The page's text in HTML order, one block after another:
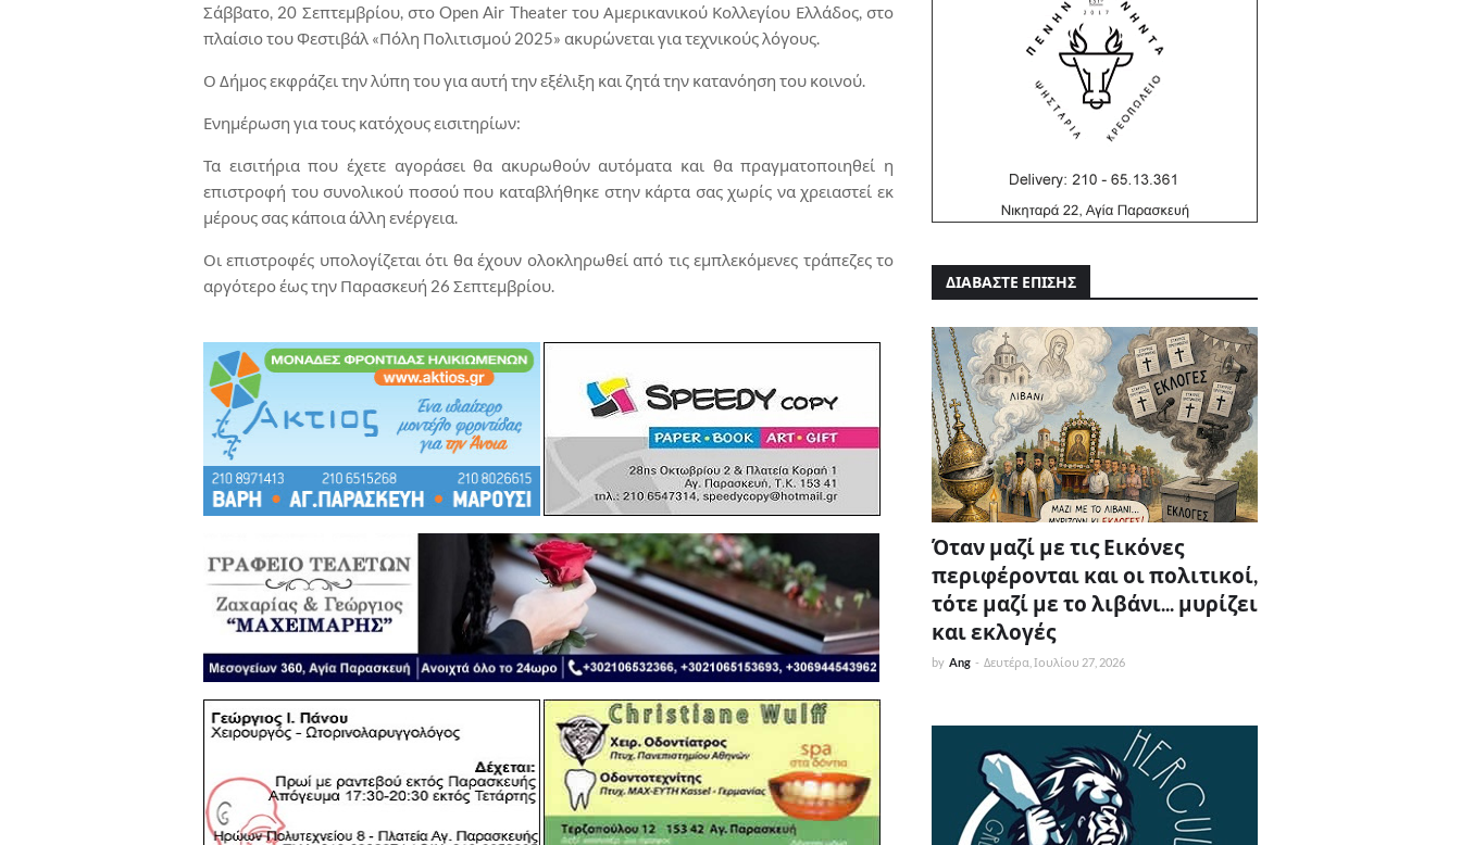
Σάββατο, 20 Σεπτεμβρίου, στο Open Air Theater του Αμερικανικού Κολλεγίου Ελλάδος, στο
πλαίσιο του Φεστιβάλ «Πόλη Πολιτισμού 2025» ακυρώνεται για τεχνικούς λόγους.
Ο Δήμος εκφράζει την λύπη του για αυτή την εξέλιξη και ζητά την κατανόηση του κοινού.
Ενημέρωση για τους κατόχους εισιτηρίων:
Τα εισιτήρια που έχετε αγοράσει θα ακυρωθούν αυτόματα και θα πραγματοποιηθεί η
επιστροφή του συνολικού ποσού που καταβλήθηκε στην κάρτα σας χωρίς να χρειαστεί εκ
μέρους σας κάποια άλλη ενέργεια.
Οι επιστροφές υπολογίζεται ότι θα έχουν ολοκληρωθεί από τις εμπλεκόμενες τράπεζες το
αργότερο έως την Παρασκευή 26 Σεπτεμβρίου.
ΔΙΑΒΑΣΤΕ ΕΠΙΣΗΣ
Όταν μαζί με τις Εικόνες
περιφέρονται και οι πολιτικοί,
τότε μαζί με το λιβάνι... μυρίζει
και εκλογές
by Ang - Δευτέρα, Ιουλίου 27, 2026